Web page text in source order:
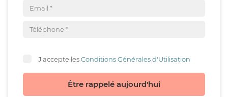
J'accepte lesConditions Générales d'Utilisation
Être rappelé aujourd'hui